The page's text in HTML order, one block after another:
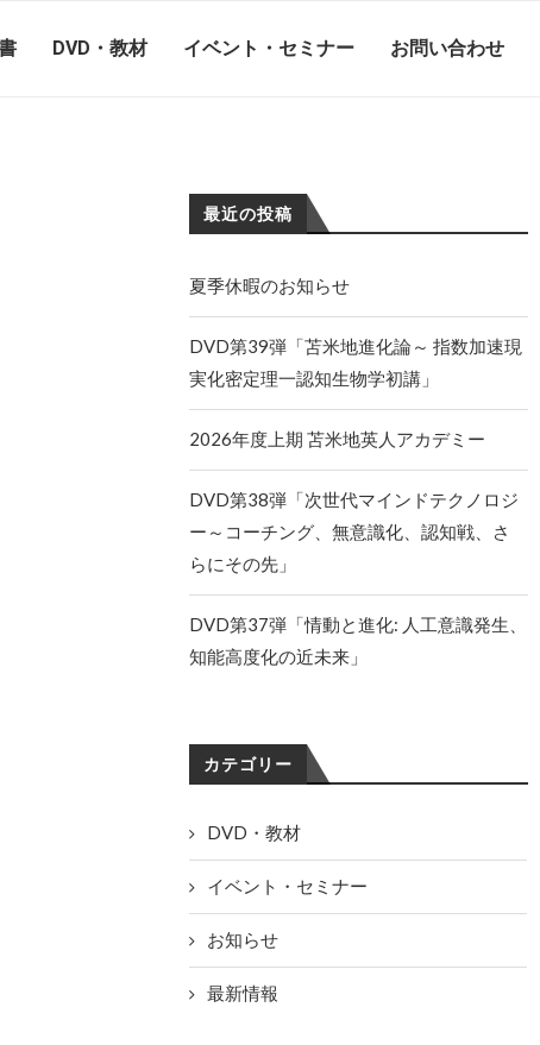
DVD・教材 イベント・セミナー お問い合わせ
最近の投稿
夏季休暇のお知らせ
DVD第39弾「苫米地進化論～ 指数加速現
実化密定理一認知生物学初講」
2026年度上期 苫米地英人アカデミー
DVD第38弾「次世代マインドテクノロジ
ー～コーチング、無意識化、認知戦、さ
らにその先」
DVD第37弾「情動と進化: 人工意識発生、
知能高度化の近未来」
カテゴリー
DVD・教材
イベント・セミナー
お知らせ
最新情報